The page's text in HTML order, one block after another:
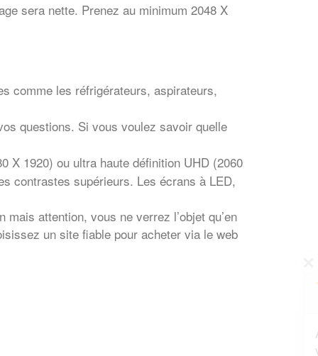
sera nette. Prenez au minimum 2048 X
comme les réfrigérateurs, aspirateurs,
questions. Si vous voulez savoir quelle
X 1920) ou ultra haute définition UHD (2060
contrastes supérieurs. Les écrans à LED,
attention, vous ne verrez l’objet qu’en
un site fiable pour acheter via le web